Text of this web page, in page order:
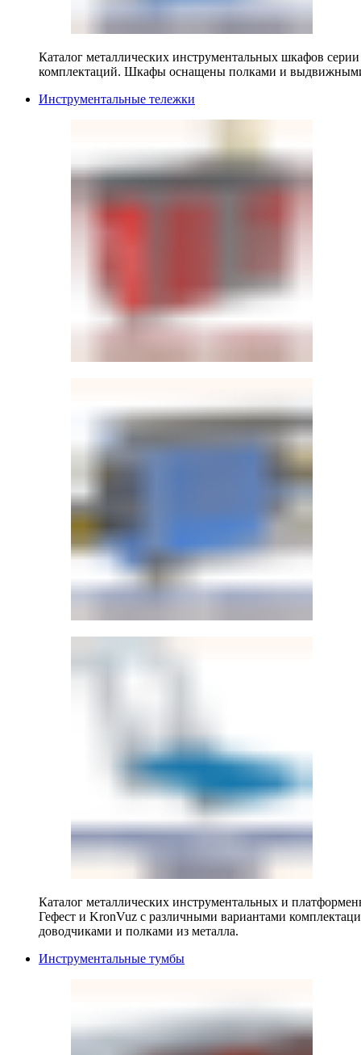
Каталог металлических инструментальных шкафов
комплектаций. Шкафы оснащены полками и
Инструментальные тележки
Каталог металлических инструментальных и
Гефест и KronVuz с различными вариантами
доводчиками и полками из металла.
Инструментальные тумбы